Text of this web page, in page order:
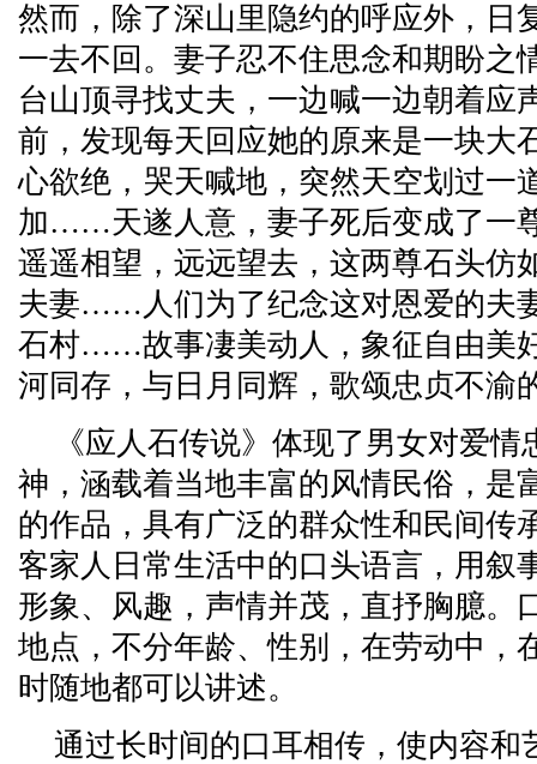
然而，除了深山里隐约的呼应外，日
一去不回。妻子忍不住思念和期盼之
台山顶寻找丈夫，一边喊一边朝着应
前，发现每天回应她的原来是一块大
心欲绝，哭天喊地，突然天空划过一
加……天遂人意，妻子死后变成了一
遥遥相望，远远望去，这两尊石头仿
夫妻……人们为了纪念这对恩爱的夫
石村……故事凄美动人，象征自由美
河同存，与日月同辉，歌颂忠贞不渝
《应人石传说》体现了男女对爱
神，涵载着当地丰富的风情民俗，是
的作品，具有广泛的群众性和民间传
客家人日常生活中的口头语言，用叙
形象、风趣，声情并茂，直抒胸臆。
地点，不分年龄、性别，在劳动中，
时随地都可以讲述。
通过长时间的口耳相传，使内容和